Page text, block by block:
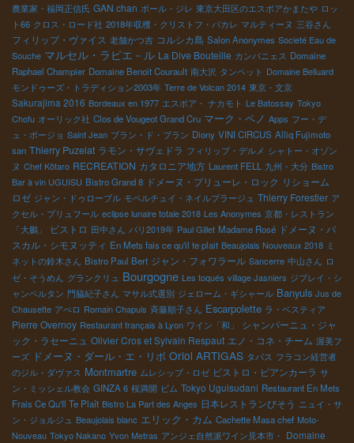
農業家・福岡正信氏 GAN chan ポール・ジレ 東京大田区のエスポアかまたや ロッ
ト66 クロス・ロード社 2018年収穫・クリストフ・パカレ マルティーヌ 三谷さん
フィリップ・ヴァイス 老舗かつ吉 コルシカ島 Salon Anonymes Societé Eau de
Souche マルセル・ラピエ－ル La Dive Bouteille カンパニェス Domaine
Raphael Champier Domaine Benoit Courault 南大沢 タンペット Domaine Belluard
モンドゥーズ・トラディション2003年 Terre de Volcan 2014 東京・文京
Sakurajima 2016 Bordeaux en 1977 エスポア・ ナカモト Le Batossay Tokyo
Chofu オーリック社 Clos de Vougeot Grand Cru マーク・ペノ Apps フー・デ
ュ・ボージョ Saint Jean ブラン・ド・ブラン Diony VINI CIRCUS Alliq Fujimoto
san Thierry Puzelat ラモン・サヴェドラ フィリップ・デルメ シャトー・オゾン
ヌ Chef Kôtaro RECREATION カタロニア地方 Laurent FELL 九州・大分 Bistro
Bar à vin UGUISU Bistro Grand 8 ドメーヌ・プリューレ・ロック リショーム
ロゼ ジャン・ドゥローブル モペルチュイ・ネイルプラージュ Thierry Forestier ア
クセル・プリュフール eclipse lunaire totale 2018 Les Anonymes 京都・レストラン
「大鵬」
ビストロ 田中さん パリ2019年 Paul Gillet Madame Rosé ドメーヌ・パ
スカル・シモヌッティ En Mets fais ce qu'il te plait Beaujolais Nouveaux 2018 ミ
ネットの鈴木さん Bistro Paul Bert ジャン・フォワラール Sancerre 中山さん ロ
ゼ・そうめん グランクリュ Bourgogne Les toqués village Jasniers ジブレイ・シ
ャンベルタン 門脇紀子さん マサル式選別 ジェローム・ギシャール Banyuls Jus de
Chausette アぺロ Romain Chapuis 斉藤順子さん Escarpolette ラ・ベスティア
Pierre Overnoy Restaurant français à Lyon ワイン「和」
シャンパーニュ・ジャ
ック・ラセーニュ Olivier Cros et Sylvain Respaut エノ・コネ・チーム 渥美フ
ーズ ドメーヌ・ダール・エ・リボ Oriol ARTIGAS タパス フラコン経営者
のジル・ダヴァス Montmartre ムレシップ・ロゼ ビストロ・ビアンカーラ サ
ン・ミッシェル教会 GINZA 6 桜満開 ビム Tokyo Uguisudani Restaurant En Mets
Frais Ce Qu'Il Te Plaît Bistro La Part des Anges 日本レストランびそう ニュイ・サ
ン・ジョルジュ Beaujolais blanc エリック・カム Cachette Masa chef Moto-
Nouveau Tokyo Nakano Yvon Metras アンジェ自然派ワイン見本市・ Domaine